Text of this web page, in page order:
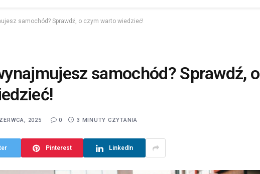
samochód? Sprawdź, o czym warto wiedzieć!
samochód? Sprawdź, o
2025 0 3 MINUTY CZYTANIA
Pinterest LinkedIn